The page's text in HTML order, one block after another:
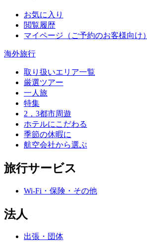
お気に入り
閲覧履歴
マイページ （ご予約のお客様向け）
海外旅行
取り扱いエリア一覧
厳選ツアー
一人旅
特集
2，3都市周遊
ホテルにこだわる
季節の休暇に
航空会社から選ぶ
旅行サービス
Wi-Fi・保険・その他
法人
出張・団体